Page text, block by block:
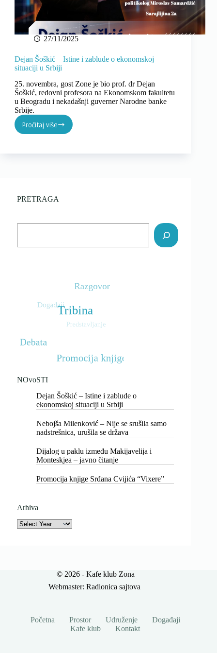
27/11/2025
Dejan Šoškić – Istine i zablude o ekonomskoj
situaciji u Srbiji
25. novembra, gost Zone je bio prof. dr Dejan
Šoškić, redovni profesora na Ekonomskom fakultetu
u Beogradu i nekadašnji guverner Narodne banke
Srbije.
Pročitaj više
Dejan
Istine
situaciji
PRETRAGA
NOvoSTI
Dejan Šoškić – Istine i zablude o
ekonomskoj situaciji u Srbiji
Nebojša Milenković – Nije se srušila samo
nadstrešnica, urušila se država
Dijalog u paklu između Makijavelija i
Monteskjea – javno čitanje
Promocija knjige Srđana Cvijića “Vixere”
Arhiva
Archives
© 2026 - Kafe klub Zona
Webmaster:Radionica sajtova
Početna Prostor Udruženje
Događaji
Kafe klub
Kontakt